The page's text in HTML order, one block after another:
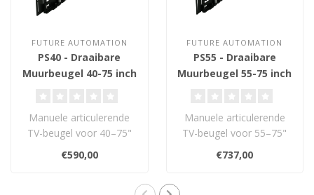
FUTURE AUTOMATION
PS40 - Draaibare
Muurbeugel 40-75 inch
Manuele articulerende
TV-beugel voor 40–75"
schermen met soepel
schaararmontwe..
€590,00
FUTURE AUTOMATION
PS55 - Draaibare
Muurbeugel 55-75 inch
Manuele articulerende
TV-beugel voor 55–75"
schermen met scissor-
arm, tot 50°..
€737,00